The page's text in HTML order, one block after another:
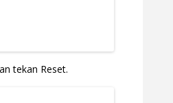
tekan Reset.